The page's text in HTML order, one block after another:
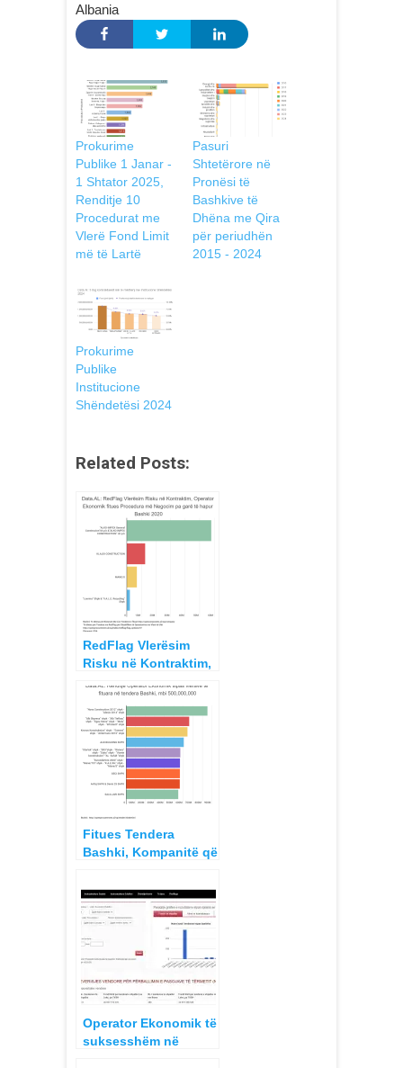
Albania
Prokurime
Publike 1 Janar -
1 Shtator 2025,
Renditje 10
Procedurat me
Vlerë Fond Limit
më të Lartë
Pasuri
Shtetërore në
Pronësi të
Bashkive të
Dhëna me Qira
për periudhën
2015 - 2024
Prokurime
Publike
Institucione
Shëndetësi 2024
Related Posts:
RedFlag Vlerësim
Risku në Kontraktim,
fitues Procedura me
Negocim pa garë të
hapur Bashki 2020
Fitues Tendera
Bashki, Kompanitë që
Shqipërinë Pas
Tërmetit, Renditje
Mars 2020 – Maj 2021
Operator Ekonomik të
suksesshëm në